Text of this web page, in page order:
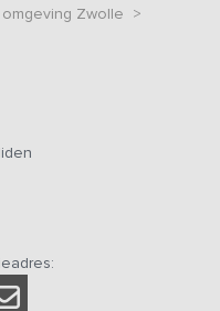
omgeving Zwolle >